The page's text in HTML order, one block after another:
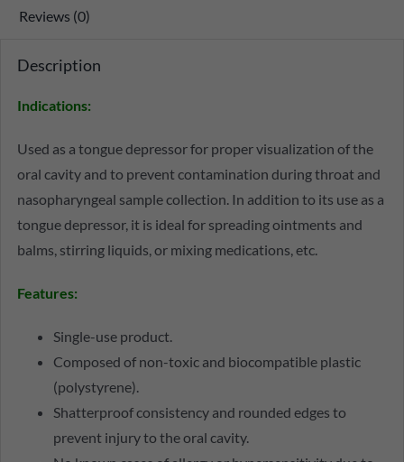
Reviews (0)
Description
Indications:
Used as a tongue depressor for proper visualization of the
oral cavity and to prevent contamination during throat and
nasopharyngeal sample collection. In addition to its use as a
tongue depressor, it is ideal for spreading ointments and
balms, stirring liquids, or mixing medications, etc.
Features:
Single-use product.
Composed of non-toxic and biocompatible plastic
(polystyrene).
Shatterproof consistency and rounded edges to
prevent injury to the oral cavity.